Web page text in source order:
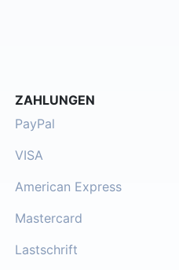
ZAHLUNGEN
PayPal
VISA
American Express
Mastercard
Lastschrift